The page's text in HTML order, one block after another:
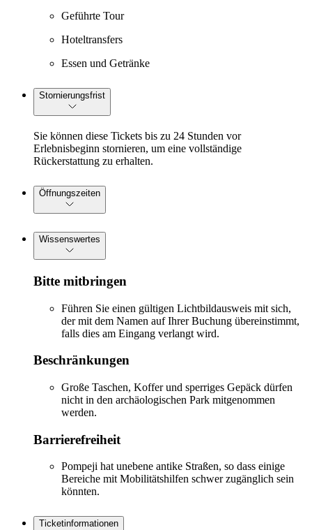
Geführte Tour
Hoteltransfers
Essen und Getränke
Stornierungsfrist
Sie können diese Tickets bis zu 24 Stunden vor
Erlebnisbeginn stornieren, um eine vollständige
Rückerstattung zu erhalten.
Öffnungszeiten
Wissenswertes
Bitte mitbringen
Führen Sie einen gültigen Lichtbildausweis mit sich,
der mit dem Namen auf Ihrer Buchung übereinstimmt,
falls dies am Eingang verlangt wird.
Beschränkungen
Große Taschen, Koffer und sperriges Gepäck dürfen
nicht in den archäologischen Park mitgenommen
werden.
Barrierefreiheit
Pompeji hat unebene antike Straßen, so dass einige
Bereiche mit Mobilitätshilfen schwer zugänglich sein
könnten.
Ticketinformationen